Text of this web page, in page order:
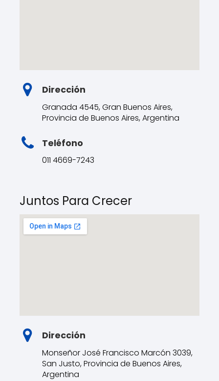
Dirección
Granada 4545, Gran Buenos Aires,
Provincia de Buenos Aires, Argentina
Teléfono
011 4669-7243
Juntos Para Crecer
Dirección
Monseñor José Francisco Marcón 3039,
San Justo, Provincia de Buenos Aires,
Argentina